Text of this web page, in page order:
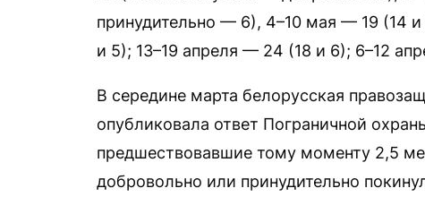
принудительно — 6), 4–10 мая — 19 (14
и 5); 13–19 апреля — 24 (18 и 6); 6–12
В середине марта белорусская
опубликовала ответ Пограничной
предшествовавшие тому моменту 2,5
добровольно или принудительно